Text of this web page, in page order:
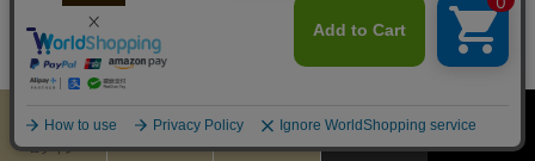
りもデザインが楽しめるこちらの型を選びました
が、蓋？を止めるボタン等がないので、カバンの
中で開いてしまったりしないか心配しています。
ログイン